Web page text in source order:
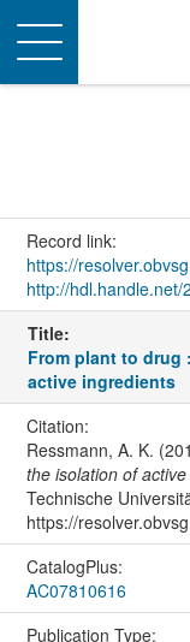
Toggle
navigation
Record link:
https://
http://
Title:
From plant to
active ingredients
Citation:
Ressmann, A. K.
the isolation of
Technische
https://
CatalogPlus:
AC07810616
Publication Type: